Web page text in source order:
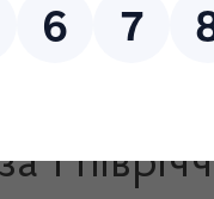
з лікарських засобів
1